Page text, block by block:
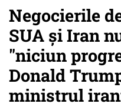
Negocierile
SUA şi Iran
"niciun
Donald
ministrul